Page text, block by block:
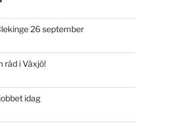
26 september
räd i Växjö!
idag